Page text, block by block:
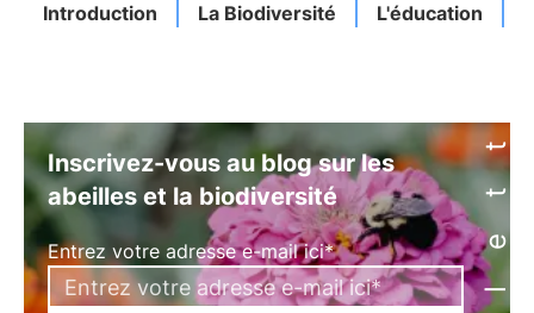
Introduction La Biodiversité L'éducation
Inscrivez-vous au blog sur les
abeilles et la biodiversité
Entrez votre adresse e-mail ici*